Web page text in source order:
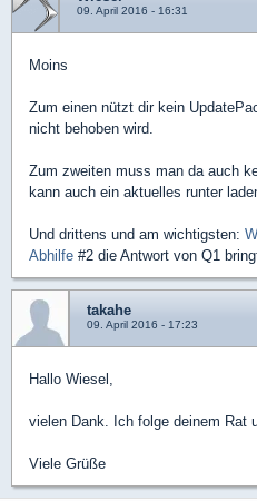
09. April 2016 - 16:31
Moins
Zum einen nützt dir kein
nicht behoben wird.
Zum zweiten muss man da auch
kann auch ein aktuelles runter
Und drittens und am wichtigsten:
Abhilfe #2 die Antwort von Q1
takahe
09. April 2016 - 17:23
Hallo Wiesel,
vielen Dank. Ich folge deinem Rat
Viele Grüße